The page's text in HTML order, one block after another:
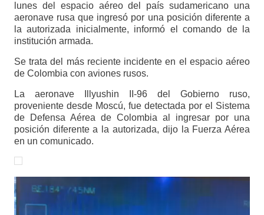
lunes del espacio aéreo del país sudamericano una
aeronave rusa que ingresó por una posición diferente a
la autorizada inicialmente, informó el comando de la
institución armada.
Se trata del más reciente incidente en el espacio aéreo
de Colombia con aviones rusos.
La aeronave Illyushin II-96 del Gobierno ruso,
proveniente desde Moscú, fue detectada por el Sistema
de Defensa Aérea de Colombia al ingresar por una
posición diferente a la autorizada, dijo la Fuerza Aérea
en un comunicado.
Reproductor
de
vídeo